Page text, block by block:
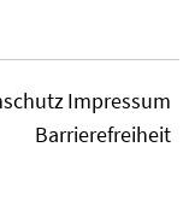
Impressum
Barrierefreiheit